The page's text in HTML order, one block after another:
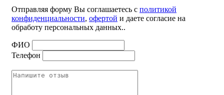
Отправляя форму Вы соглашаетесь с политикой
конфиденциальности, офертой и даете согласие на
обработу персональных данных..
ФИО
Телефон